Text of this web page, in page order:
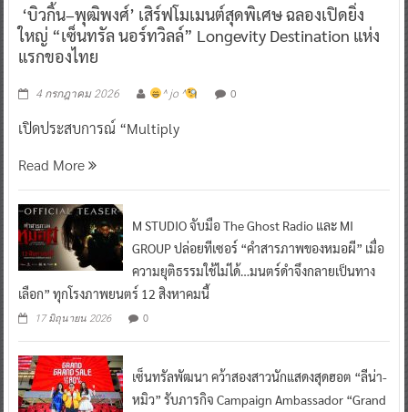
‘บิวกิ้น–พุฒิพงศ์’ เสิร์ฟโมเมนต์สุดพิเศษ ฉลองเปิดยิ่ง
ใหญ่ “เซ็นทรัล นอร์ทวิลล์” Longevity Destination แห่ง
แรกของไทย
4 กรกฎาคม 2026 ^ jo ^ 0
เปิดประสบการณ์ “Multiply
Read More
M STUDIO จับมือ The Ghost Radio และ MI
GROUP ปล่อยทีเซอร์ “คำสารภาพของหมอผี” เมื่อ
ความยุติธรรมใช้ไม่ได้…มนตร์ดำจึงกลายเป็นทาง
เลือก” ทุกโรงภาพยนตร์ 12 สิงหาคมนี้
17 มิถุนายน 2026 0
เซ็นทรัลพัฒนา คว้าสองสาวนักแสดงสุดฮอต “ลีน่า-
หมิว” รับภารกิจ Campaign Ambassador “Grand